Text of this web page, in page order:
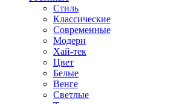
Стиль
Классические
Современные
Модерн
Хай-тек
Цвет
Белые
Венге
Светлые